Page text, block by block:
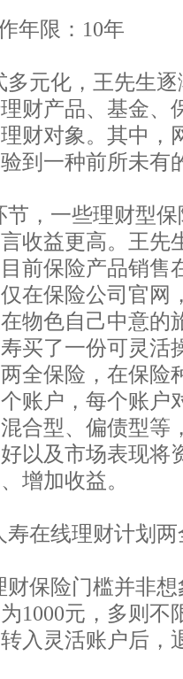
年限：10年
多元化，王先生
财产品、基金、
财对象。其中，
到一种前所未有
节，一些理财型
收益更高。王先
前保险产品销售
在保险公司官网
物色自己中意的
买了一份可灵活
全保险，在保险
账户，每个账户
合型、偏债型等
以及市场表现将
增加收益。
寿在线理财计划两
财保险门槛并非
1000元，多则不
入灵活账户后，